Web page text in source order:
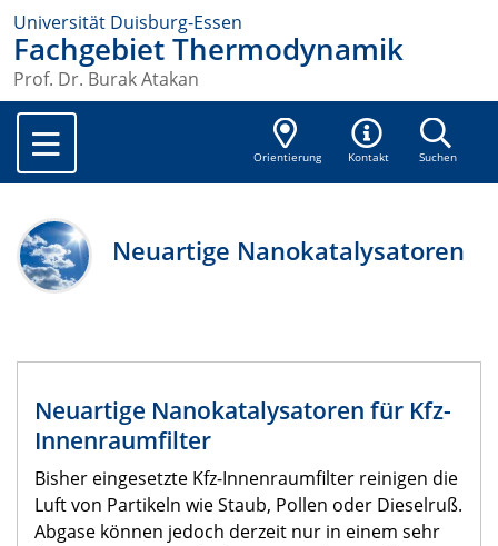
Universität Duisburg-Essen
Fachgebiet Thermodynamik
Prof. Dr. Burak Atakan
Orientierung Kontakt Suchen
Neuartige Nanokatalysatoren
Neuartige Nanokatalysatoren für Kfz-
Innenraumfilter
Bisher eingesetzte Kfz-Innenraumfilter reinigen die
Luft von Partikeln wie Staub, Pollen oder Dieselruß.
Abgase können jedoch derzeit nur in einem sehr